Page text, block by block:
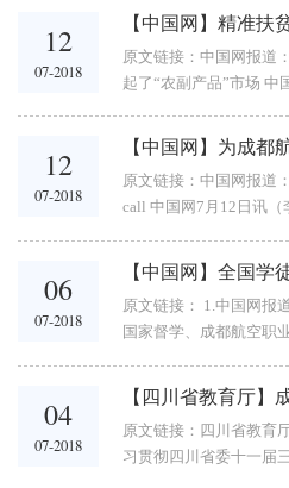
新一届世界技能大赛国
12
07-2018
原文链接：中国网报道
起了“农副产品”市场 中国网7月12日讯（李小野）近日，
幕。活动得到了全校广
12
07-2018
【中国网】为成都
原文链接：中国网报道
call 中国网7月12日讯（李小野 罗凤妮）为深入贯彻2020
会精神，落实精准扶贫
06
07-2018
原文链接： 1.中国网报道：全国现代学徒制专家组委员、
国家督学、成都航空职
04
07-2018
原文链接：四川省教育
习贯彻四川省委十一届三次全会精神